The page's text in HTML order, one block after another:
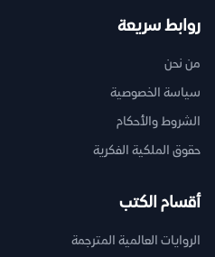
روابط سريعة
من نحن
سياسة الخصوصية
الشروط والأحكام
حقوق الملكية الفكرية
أقسام الكتب
الروايات العالمية المترجمة